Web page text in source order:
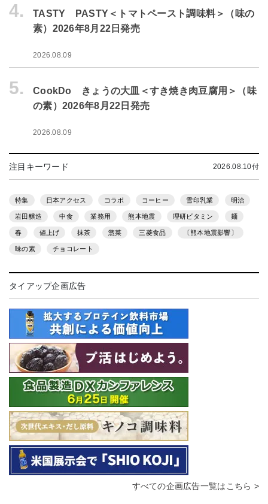
4.
TASTY PASTY＜トマトペースト調味料＞（味の
素）2026年8月22日発売
2026.08.09
5.
CookDo きょうの大皿＜すき焼き肉豆腐用＞（味
の素）2026年8月22日発売
2026.08.09
注目キーワード 2026.08.10付
特集 日本アクセス コラボ コーヒー 雪印乳業 明治
岩田醸造 中食 業務用 熊本地震 理研ビタミン 麺
春 値上げ 抹茶 惣菜 三菱食品 〔熊本地震影響〕
味の素 チョコレート
タイアップ企画広告
すべての企画広告一覧はこちら >